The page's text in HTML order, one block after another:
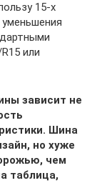
15-х
или
зависит не
Шина
но хуже
чем
таблица,